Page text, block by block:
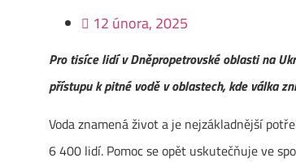
12 února, 2025
Pro tisíce lidí v Dněpropetrovské oblasti na
přístupu k pitné vodě v oblastech, kde válka
Voda znamená život a je nejzákladnější
6 400 lidí. Pomoc se opět uskutečňuje ve